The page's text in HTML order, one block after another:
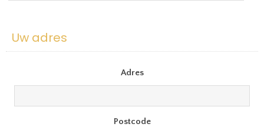
Uw adres
Adres
Postcode